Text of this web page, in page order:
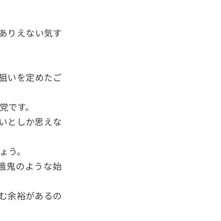
りえない気す
いを定めたご
す。
としか思えな
う。
鬼のような始
余裕があるの